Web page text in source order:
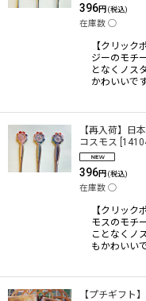
396円(税込)
在庫数 ◯
【クリック
ジーのモチ
となくノス
かわいいで
【再入荷】日
コスモス
396円(税込)
在庫数 ◯
【クリック
モスのモチ
ことなくノ
もかわいい
【プチギフト